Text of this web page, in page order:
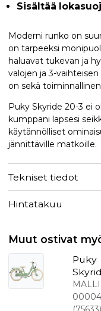
Sisältää
Moderni runko on
on tarpeeksi
haluavat tukevan ja
valojen ja 3-
on sekä
Puky Skyride 20-3 ei
kumppani lapsesi
käytännölliset
jännittäville matkoille.
Tekniset tiedot
Hintatakuu
Muut ostivat
Puky
3
lasten
MALLI: